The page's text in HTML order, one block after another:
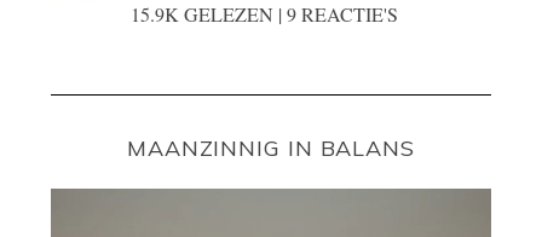
15.9K GELEZEN | 9 REACTIE'S
MAANZINNIG IN BALANS